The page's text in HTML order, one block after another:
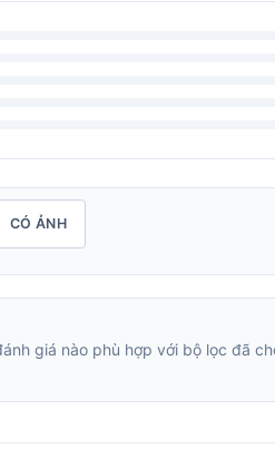
CÓ ẢNH
giá nào phù hợp với bộ lọc đã